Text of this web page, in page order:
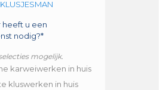
heeft u een
nodig?*
mogelijk.
karweiwerken in huis
kluswerken in huis